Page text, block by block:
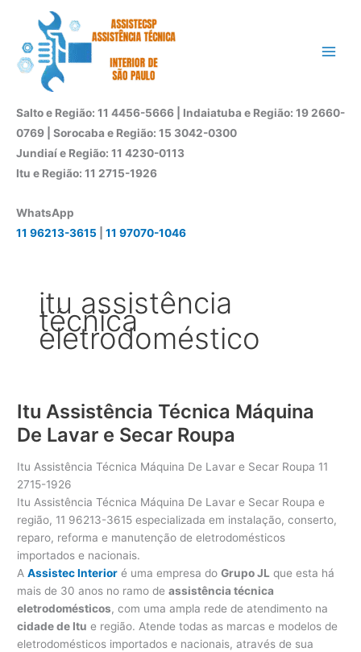
conteúdo
Salto e Região: 11 4456-5666 | Indaiatuba e Região: 19 2660-
0769 | Sorocaba e Região: 15 3042-0300
Jundiaí e Região: 11 4230-0113
Itu e Região: 11 2715-1926
WhatsApp
11 96213-3615
11 97070-1046
itu assistência
técnica
eletrodoméstico
Itu Assistência Técnica Máquina
De Lavar e Secar Roupa
Itu Assistência Técnica Máquina De Lavar e Secar Roupa 11
2715-1926
Itu Assistência Técnica Máquina De Lavar e Secar Roupa e
região, 11 96213-3615 especializada em instalação, conserto,
reparo, reforma e manutenção de eletrodomésticos
importados e nacionais.
AAssistec Interior é uma empresa doGrupo JL que esta há
mais de 30 anos no ramo deassistência técnica
eletrodomésticos, com uma ampla rede de atendimento na
cidade de Itu e região. Atende todas as marcas e modelos de
eletrodomésticos importados e nacionais, através de sua